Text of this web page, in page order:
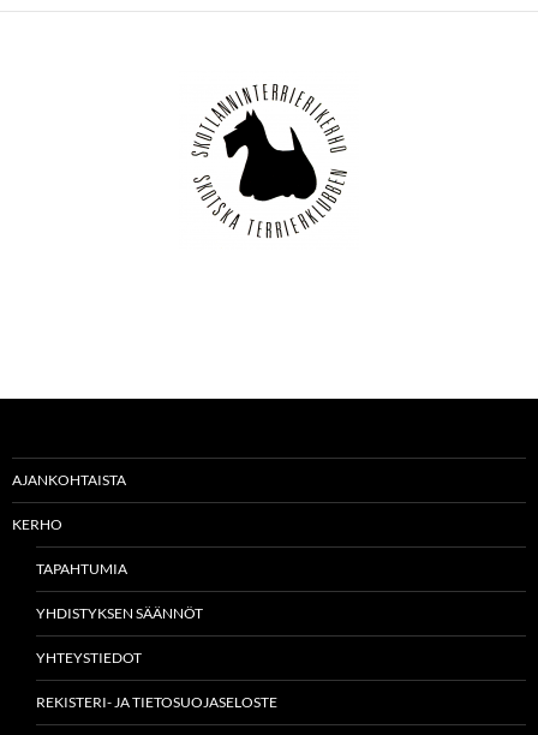
AJANKOHTAISTA
KERHO
TAPAHTUMIA
YHDISTYKSEN SÄÄNNÖT
YHTEYSTIEDOT
REKISTERI- JA TIETOSUOJASELOSTE